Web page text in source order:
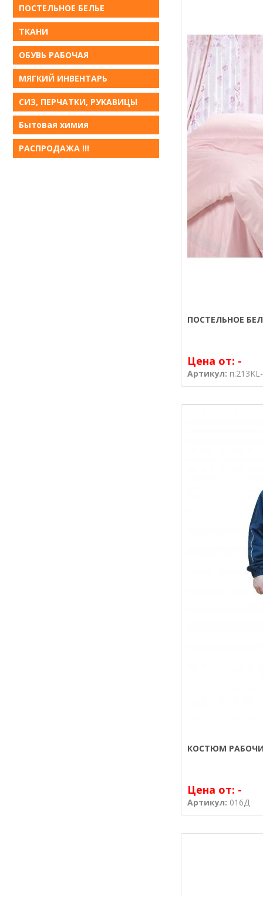
ПОСТЕЛЬНОЕ БЕЛЬE
ТКАНИ
ОБУВЬ РАБОЧАЯ
МЯГКИЙ ИНВЕНТАРЬ
СИЗ, ПЕРЧАТКИ, РУКАВИЦЫ
Бытовая химия
РАСПРОДАЖА !!!
ПОСТЕЛЬНОЕ
Цена от: -
Артикул:
КОСТЮМ
Цена от: -
Артикул: 016Д